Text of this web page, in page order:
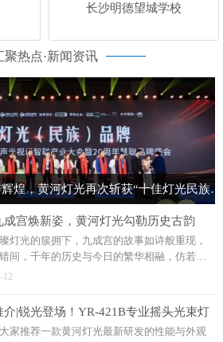
长沙明德望城学校
聚热点·新闻资讯
荣耀加冕！廿载光影铸辉煌，黄河灯光再次斩获“十佳灯光民族品牌”荣誉称号！
成宫焕新姿，黄河灯光勾勒历史古韵
灯光的簇拥下，九成宫的故事如诗般重现，
间，千年的历史与今日的繁华相融，仿若梦
这个暑假来麟游九成宫，于灯光璀璨中，回
12
介|锐光登场！YR-421B专业摇头光束灯
家推荐一款黄河灯光最新研发的性能与外观